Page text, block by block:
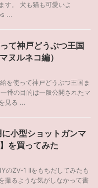
す。 犬も猫も可愛いよ
...
て神戸どうぶつ王国
ヌルネコ編）
を使って神戸どうぶつ王国ま
番の目的は一般公開されたマ
見る ...
小型ショットガンマ
を買ってみた
のZV-1 IIをもちだしてみたも
撮るような気がしなかって書